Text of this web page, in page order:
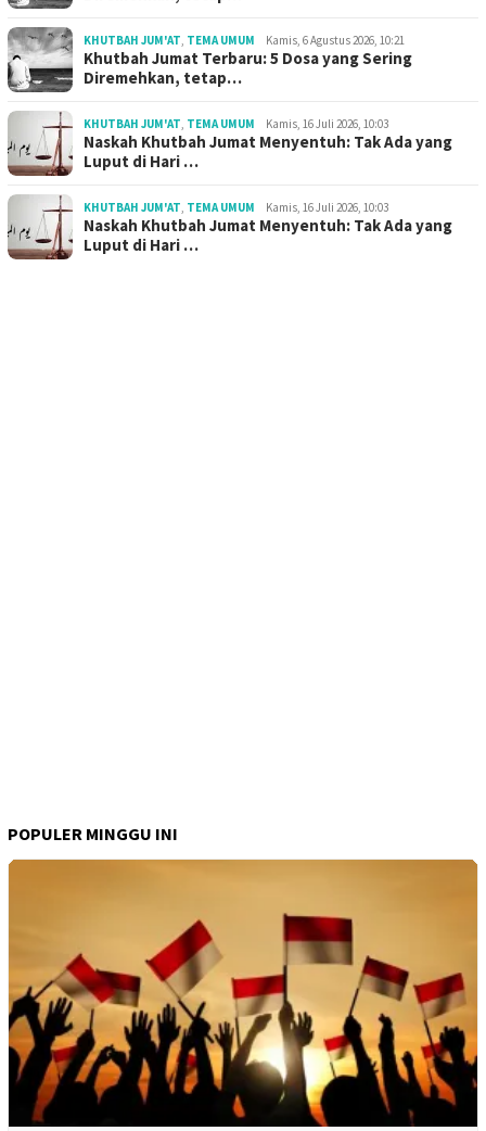
KHUTBAH JUM'AT TEMA UMUM Kamis, 6 Agustus 2026, 10:21
Khutbah Jumat Terbaru: 5 Dosa yang Sering
Diremehkan, tetap…
KHUTBAH JUM'AT TEMA UMUM Kamis, 16 Juli 2026, 10:03
Naskah Khutbah Jumat Menyentuh: Tak Ada yang
Luput di Hari …
KHUTBAH JUM'AT TEMA UMUM Kamis, 16 Juli 2026, 10:03
Naskah Khutbah Jumat Menyentuh: Tak Ada yang
Luput di Hari …
POPULER MINGGU INI